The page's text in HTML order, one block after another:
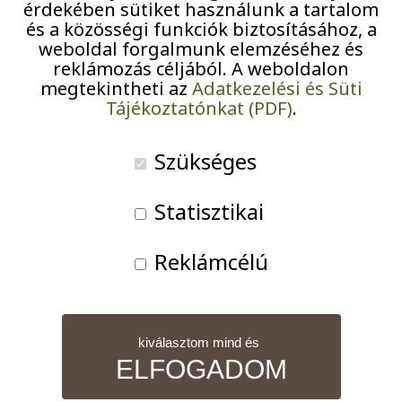
Kéztorna
11:15–12:15
2026-07-07
érdekében sütiket használunk a tartalom
és a közösségi funkciók biztosításához, a
weboldal forgalmunk elemzéséhez és
reklámozás céljából. A weboldalon
megtekintheti az Adatkezelési és Süti
Tájékoztatónkat (PDF).
Szükséges
Statisztikai
Reklámcélú
kiválasztom mind és
ELFOGADOM
Pályázatok
Járványügyi intézkedések